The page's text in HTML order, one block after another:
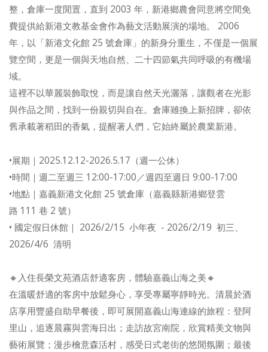
整，倉庫一度閒置，直到 2003 年，新港鄉農會同意將空間免
費提供給新港文教基金會作為藝文活動展演的場地。 2006
年，以「新港文化館 25 號倉庫」的新身分重生，不僅是一個展
覽空間，更是一個與天地自然、二十四節氣共同呼吸的有機場
域。
這裡不以華麗裝飾取悅，而是讓自然天光灑落，讓觀者在光影
與作品之間，找到一份親切與自在。倉庫雖換上新招牌，卻依
舊承載著稻田的香氣，提醒著人們，它始終屬於農業新港。
•展期｜2025.12.12-2026.5.17（週一公休）
•時間｜週二至週三 12:00-17:00／週四至週日 9:00-17:00
•地點｜嘉義新港文化館 25 號倉庫（嘉義縣新港鄉登雲
路 111 巷 2 號）
• 國定假日休館｜ 2026/2/15 小年夜 - 2026/2/19 初三、
2026/4/6 清明
🔸入住長榮文苑酒店舒適客房，體驗嘉義山海之美🔸
在溫暖舒適的客房中放鬆身心，享受專屬寧靜時光。清晨於酒
店享用豐盛自助早餐後，即可展開嘉義山海連線的旅程：登阿
里山，追逐晨霧與雲海日出；走訪故宮南院，欣賞精美文物與
藝術展覽；漫步檜意森活村，感受日式老街的悠閒氛圍；最後